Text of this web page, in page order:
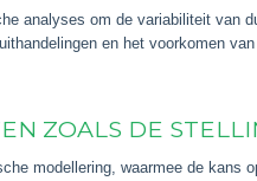
analyses om de variabiliteit van
en het voorkomen
ZOALS DE
modellering, waarmee de kans